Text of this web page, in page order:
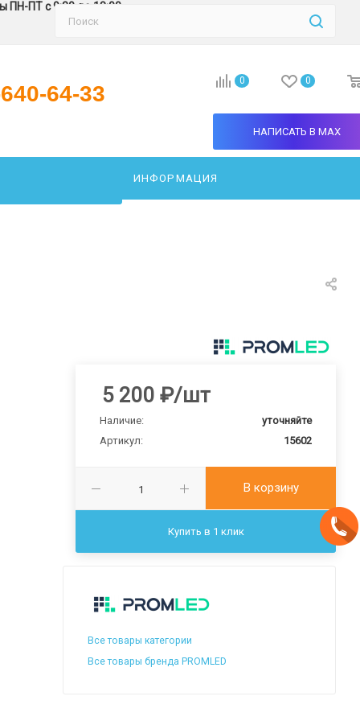
ПН-ПТ с 9:30 до 18:00
64-33
0 0
НАПИСАТЬ В MAX
ИНФОРМАЦИЯ
5 200 ₽/шт
Наличие:
уточняйте
Артикул:
15602
В корзину
Купить в 1 клик
Все товары категории
Все товары бренда PROMLED